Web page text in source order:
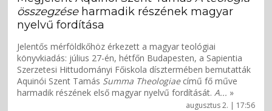
augusztus 2. | 17:56
összegzéseharmadik részének magyar
nyelvű fordítása
Jelentős mérföldkőhöz érkezett a magyar teológiai
könyvkiadás: július 27-én, hétfőn Budapesten, a Sapientia
Szerzetesi Hittudományi Főiskola dísztermében bemutatták
Aquinói Szent Tamás Summa Theologiaecímű fő műve
harmadik részének első magyar nyelvű fordítását. A... »